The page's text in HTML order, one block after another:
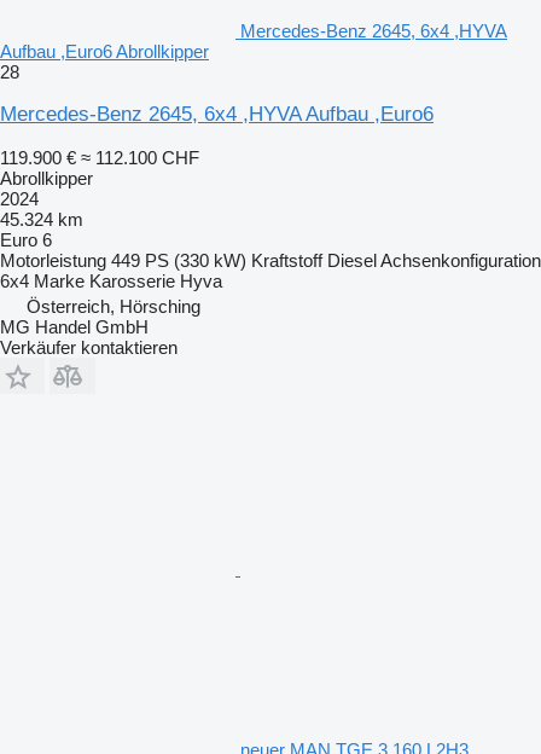
Mercedes-Benz 2645, 6x4 ,HYVA
Aufbau ,Euro6 Abrollkipper
28
Mercedes-Benz 2645, 6x4 ,HYVA Aufbau ,Euro6
119.900 € ≈ 112.100 CHF
Abrollkipper
2024
45.324 km
Euro 6
Motorleistung 449 PS (330 kW) Kraftstoff DieselAchsenkonfiguration
6x4 Marke Karosserie Hyva
Österreich, Hörsching
MG Handel GmbH
Verkäufer kontaktieren
neuer MAN TGE 3.160 L2H3